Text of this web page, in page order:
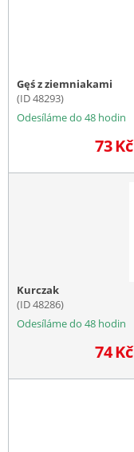
Gęś z ziemniakami
(ID 48293)
Odesíláme do 48 hodin
73Kč
Kurczak
(ID 48286)
Odesíláme do 48 hodin
74Kč